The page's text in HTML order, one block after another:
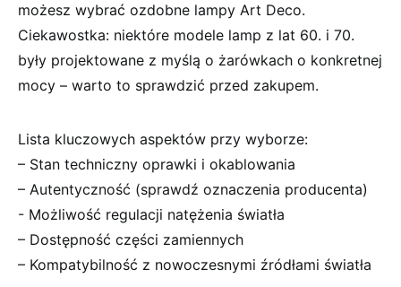
możesz ‌wybrać ozdobne lampy Art Deco.
Ciekawostka: niektóre⁣ modele lamp​ z lat 60. i ‌70.
były projektowane z myślą o żarówkach o konkretnej
mocy – ​warto to‌ sprawdzić przed zakupem.
Lista kluczowych aspektów przy wyborze:
– Stan​ techniczny oprawki i okablowania
– Autentyczność (sprawdź oznaczenia producenta)
-⁢ Możliwość regulacji ⁤natężenia światła
– Dostępność​ części zamiennych
– Kompatybilność⁢ z nowoczesnymi​ źródłami światła